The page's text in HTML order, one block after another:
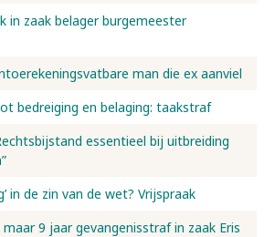
in zaak belager burgemeester
man die ex aanviel
bedreiging en belaging: taakstraf
essentieel bij uitbreiding
in de zin van de wet? Vrijspraak
maar 9 jaar gevangenisstraf in zaak Eris